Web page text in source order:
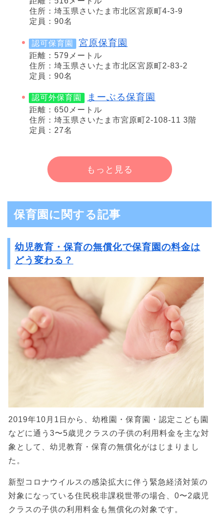
住所：埼玉県さいたま市北区宮原町4-3-9
定員：90名
認可保育園 宮原保育園
距離：579メートル
住所：埼玉県さいたま市北区宮原町2-83-2
定員：90名
認可外保育園 まーぶる保育園
距離：650メートル
住所：埼玉県さいたま市宮原町2-108-11 3階
定員：27名
もっと見る
保育園に関する記事
幼児教育・保育の無償化で保育園の料金は
どう変わる？
2019年10月1日から、幼稚園・保育園・認定こども園
などに通う3〜5歳児クラスの子供の利用料金を主な対
象として、幼児教育・保育の無償化がはじまりまし
た。
新型コロナウイルスの感染拡大に伴う緊急経済対策の
対象になっている住民税非課税世帯の場合、0〜2歳児
クラスの子供の利用料金も無償化の対象です。